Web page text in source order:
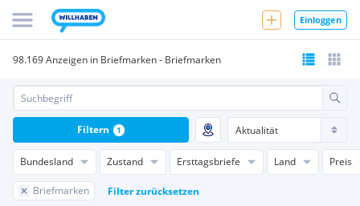
Einloggen
98.169 Anzeigen in Briefmarken - Briefmarken
Bundesland Zustand Ersttagsbriefe Land Preis
Briefmarken Filter zurücksetzen
Filtern 1